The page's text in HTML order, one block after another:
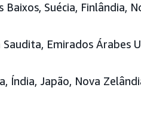
Baixos, Suécia, Finlândia,
Saudita, Emirados Árabes
Índia, Japão, Nova